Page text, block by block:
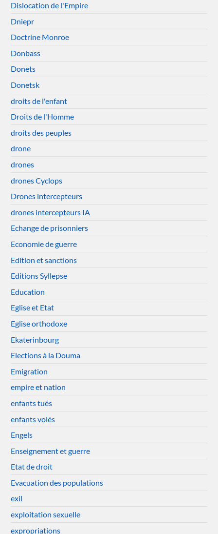
Dislocation de l'Empire
Dniepr
Doctrine Monroe
Donbass
Donets
Donetsk
droits de l'enfant
Droits de l'Homme
droits des peuples
drone
drones
drones Cyclops
Drones intercepteurs
drones intercepteurs IA
Echange de prisonniers
Economie de guerre
Edition et sanctions
Editions Syllepse
Education
Eglise et Etat
Eglise orthodoxe
Ekaterinbourg
Elections à la Douma
Emigration
empire et nation
enfants tués
enfants volés
Engels
Enseignement et guerre
Etat de droit
Evacuation des populations
exil
exploitation sexuelle
expropriations